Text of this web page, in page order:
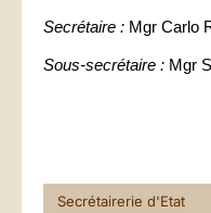
Secrétaire : Mgr Carlo
Sous-secrétaire : Mgr
Secrétairerie d'Etat